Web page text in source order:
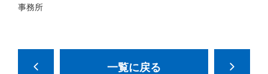
事務所
一覧に戻る